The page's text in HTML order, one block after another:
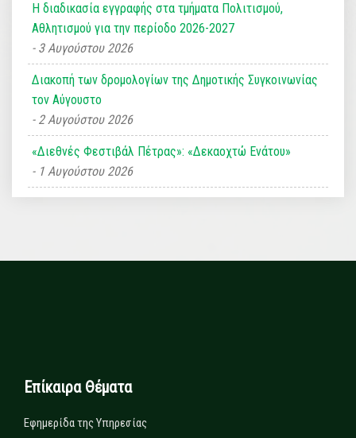
Η διαδικασία εγγραφής στα τμήματα Πολιτισμού,
Αθλητισμού για την περίοδο 2026-2027
3 Αυγούστου 2026
Διακοπή των δρομολογίων της Δημοτικής Συγκοινωνίας
τον Αύγουστο
2 Αυγούστου 2026
«Διεθνές Φεστιβάλ Πέτρας»: «Δεκαοχτώ Ενάτου»
1 Αυγούστου 2026
Επίκαιρα Θέματα
Εφημερίδα της Υπηρεσίας